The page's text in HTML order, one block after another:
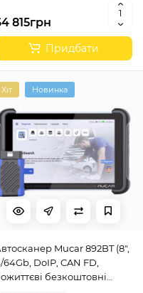
815грн
Придбати
Хіт Новинка
Mucar 892BT (8",
64Gb, DoIP, CAN FD,
безкоштовні